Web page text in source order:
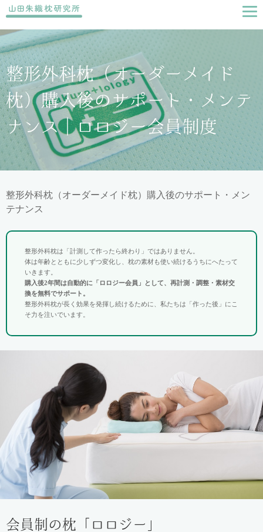
整形外科枕（オーダーメイド
枕）購入後のサポート・メンテ
ナンス｜ロロジー会員制度
整形外科枕（オーダーメイド枕）購入後のサポート・メン
テナンス
整形外科枕は「計測して作ったら終わり」ではありません。
体は年齢とともに少しずつ変化し、枕の素材も使い続けるうちにへたって
いきます。
購入後2年間は自動的に「ロロジー会員」として、再計測・調整・素材交
換を無料でサポート。
整形外科枕が長く効果を発揮し続けるために、私たちは「作った後」にこ
そ力を注いでいます。
会員制の枕「ロロジー」